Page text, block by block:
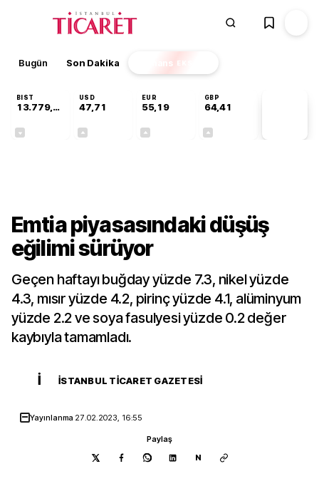
Bugün Son Dakika Finans EKSTRA
BIST
13.779,39
USD
47,71
EUR
55,19
GBP
64,41
Emtia piyasasındaki düşüş
eğilimi sürüyor
Geçen haftayı buğday yüzde 7.3, nikel yüzde
4.3, mısır yüzde 4.2, pirinç yüzde 4.1, alüminyum
yüzde 2.2 ve soya fasulyesi yüzde 0.2 değer
kaybıyla tamamladı.
İ İSTANBUL TICARET GAZETESI
Yayınlanma 27.02.2023, 16:55
Paylaş
N